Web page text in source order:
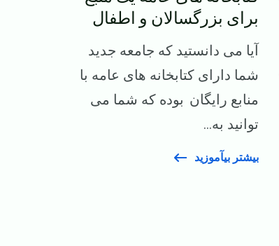
برای بزرگسالان و اطفال
آیا می دانستید که جامعه جدید
شما دارای کتابخانه های عامه با
منابع رایگان بوده که شما می
توانید به...
بیشتر بیآموزید